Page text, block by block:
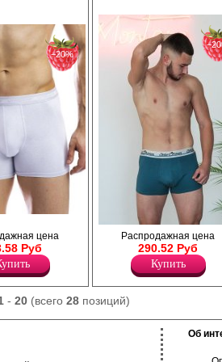
Комфортный
передней
−20%
цена
Руб
Трусы боксеры из хлопка на удобной
резинке с фирменным логотипом.
Хлопок 92%
Эластан 8%
Распродажная цена
290.52 Руб
Купить
Трусы
на
- 20(всего 28позиций)
Об